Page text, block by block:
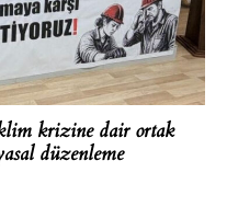
krizine dair ortak
düzenleme